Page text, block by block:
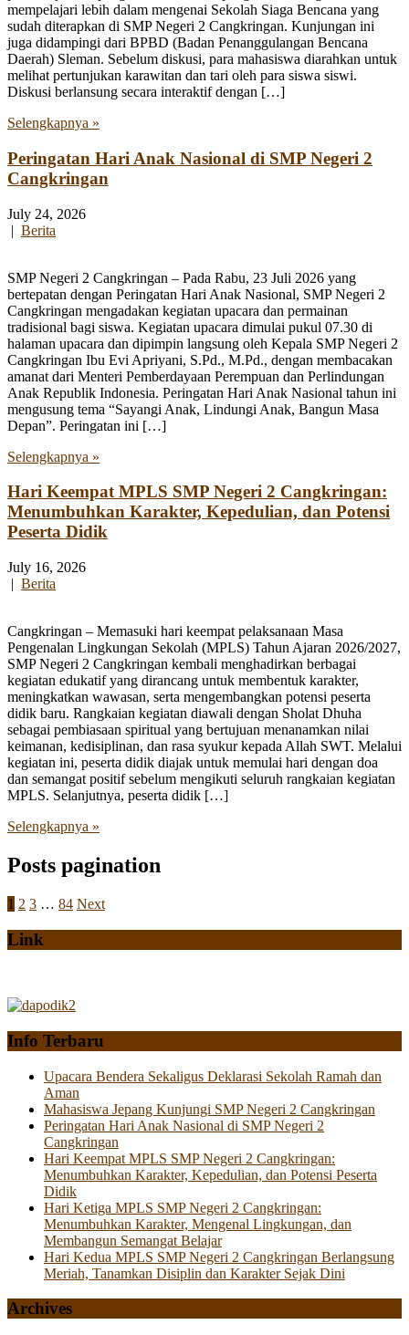
mempelajari lebih dalam mengenai Sekolah Siaga Bencana yang
sudah diterapkan di SMP Negeri 2 Cangkringan. Kunjungan ini
juga didampingi dari BPBD (Badan Penanggulangan Bencana
Daerah) Sleman. Sebelum diskusi, para mahasiswa diarahkan untuk
melihat pertunjukan karawitan dan tari oleh para siswa siswi.
Diskusi berlansung secara interaktif dengan […]
Selengkapnya »
Peringatan Hari Anak Nasional di SMP Negeri 2
Cangkringan
July 24, 2026
| Berita
SMP Negeri 2 Cangkringan – Pada Rabu, 23 Juli 2026 yang
bertepatan dengan Peringatan Hari Anak Nasional, SMP Negeri 2
Cangkringan mengadakan kegiatan upacara dan permainan
tradisional bagi siswa. Kegiatan upacara dimulai pukul 07.30 di
halaman upacara dan dipimpin langsung oleh Kepala SMP Negeri 2
Cangkringan Ibu Evi Apriyani, S.Pd., M.Pd., dengan membacakan
amanat dari Menteri Pemberdayaan Perempuan dan Perlindungan
Anak Republik Indonesia. Peringatan Hari Anak Nasional tahun ini
mengusung tema “Sayangi Anak, Lindungi Anak, Bangun Masa
Depan”. Peringatan ini […]
Selengkapnya »
Hari Keempat MPLS SMP Negeri 2 Cangkringan:
Menumbuhkan Karakter, Kepedulian, dan Potensi
Peserta Didik
July 16, 2026
| Berita
Cangkringan – Memasuki hari keempat pelaksanaan Masa
Pengenalan Lingkungan Sekolah (MPLS) Tahun Ajaran 2026/2027,
SMP Negeri 2 Cangkringan kembali menghadirkan berbagai
kegiatan edukatif yang dirancang untuk membentuk karakter,
meningkatkan wawasan, serta mengembangkan potensi peserta
didik baru. Rangkaian kegiatan diawali dengan Sholat Dhuha
sebagai pembiasaan spiritual yang bertujuan menanamkan nilai
keimanan, kedisiplinan, dan rasa syukur kepada Allah SWT. Melalui
kegiatan ini, peserta didik diajak untuk memulai hari dengan doa
dan semangat positif sebelum mengikuti seluruh rangkaian kegiatan
MPLS. Selanjutnya, peserta didik […]
Selengkapnya »
Posts pagination
1 2 3 … 84 Next
Link
Info Terbaru
Upacara Bendera Sekaligus Deklarasi Sekolah Ramah dan
Aman
Mahasiswa Jepang Kunjungi SMP Negeri 2 Cangkringan
Peringatan Hari Anak Nasional di SMP Negeri 2
Cangkringan
Hari Keempat MPLS SMP Negeri 2 Cangkringan:
Menumbuhkan Karakter, Kepedulian, dan Potensi Peserta
Didik
Hari Ketiga MPLS SMP Negeri 2 Cangkringan:
Menumbuhkan Karakter, Mengenal Lingkungan, dan
Membangun Semangat Belajar
Hari Kedua MPLS SMP Negeri 2 Cangkringan Berlangsung
Meriah, Tanamkan Disiplin dan Karakter Sejak Dini
Archives